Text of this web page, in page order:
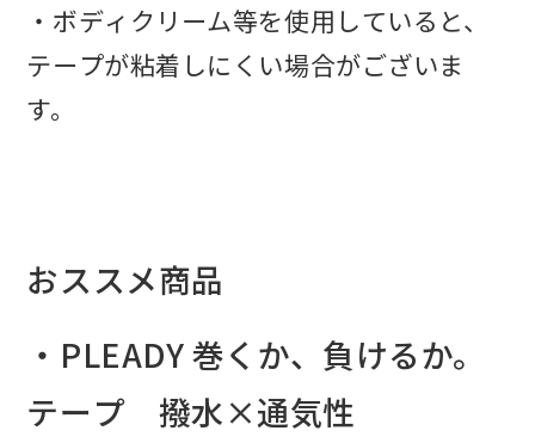
・ボディクリーム等を使用していると、
テープが粘着しにくい場合がございま
す。
おススメ商品
・PLEADY 巻くか、負けるか。
テープ 撥水×通気性